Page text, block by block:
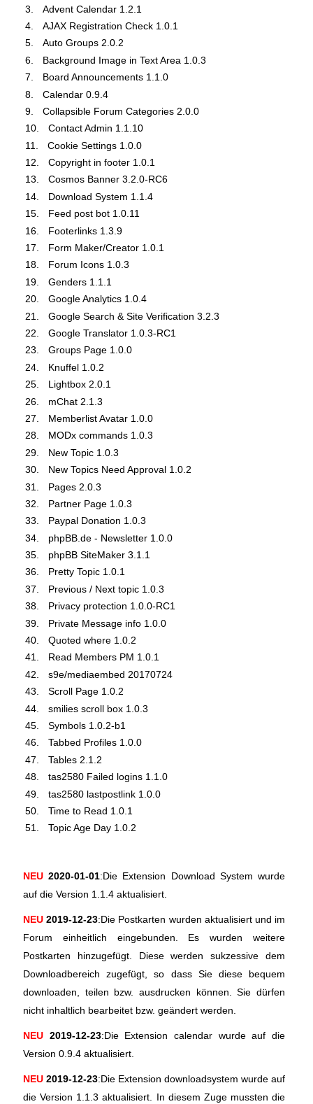
Advent Calendar 1.2.1
AJAX Registration Check 1.0.1
Auto Groups 2.0.2
Background Image in Text Area 1.0.3
Board Announcements 1.1.0
Calendar 0.9.4
Collapsible Forum Categories 2.0.0
Contact Admin 1.1.10
Cookie Settings 1.0.0
Copyright in footer 1.0.1
Cosmos Banner 3.2.0-RC6
Download System 1.1.4
Feed post bot 1.0.11
Footerlinks 1.3.9
Form Maker/Creator 1.0.1
Forum Icons 1.0.3
Genders 1.1.1
Google Analytics 1.0.4
Google Search & Site Verification 3.2.3
Google Translator 1.0.3-RC1
Groups Page 1.0.0
Knuffel 1.0.2
Lightbox 2.0.1
mChat 2.1.3
Memberlist Avatar 1.0.0
MODx commands 1.0.3
New Topic 1.0.3
New Topics Need Approval 1.0.2
Pages 2.0.3
Partner Page 1.0.3
Paypal Donation 1.0.3
phpBB.de - Newsletter 1.0.0
phpBB SiteMaker 3.1.1
Pretty Topic 1.0.1
Previous / Next topic 1.0.3
Privacy protection 1.0.0-RC1
Private Message info 1.0.0
Quoted where 1.0.2
Read Members PM 1.0.1
s9e/mediaembed 20170724
Scroll Page 1.0.2
smilies scroll box 1.0.3
Symbols 1.0.2-b1
Tabbed Profiles 1.0.0
Tables 2.1.2
tas2580 Failed logins 1.1.0
tas2580 lastpostlink 1.0.0
Time to Read 1.0.1
Topic Age Day 1.0.2
NEU 2020-01-01:Die Extension Download System wurde
auf die Version 1.1.4 aktualisiert.
NEU 2019-12-23:Die Postkarten wurden aktualisiert und im
Forum einheitlich eingebunden. Es wurden weitere
Postkarten hinzugefügt. Diese werden sukzessive dem
Downloadbereich zugefügt, so dass Sie diese bequem
downloaden, teilen bzw. ausdrucken können. Sie dürfen
nicht inhaltlich bearbeitet bzw. geändert werden.
NEU 2019-12-23:Die Extension calendar wurde auf die
Version 0.9.4 aktualisiert.
NEU 2019-12-23:Die Extension downloadsystem wurde auf
die Version 1.1.3 aktualisiert. In diesem Zuge mussten die